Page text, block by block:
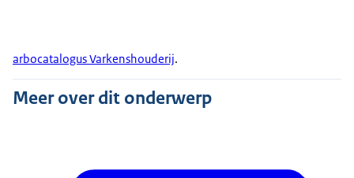
arbocatalogus Varkenshouderij.
Meer over dit onderwerp